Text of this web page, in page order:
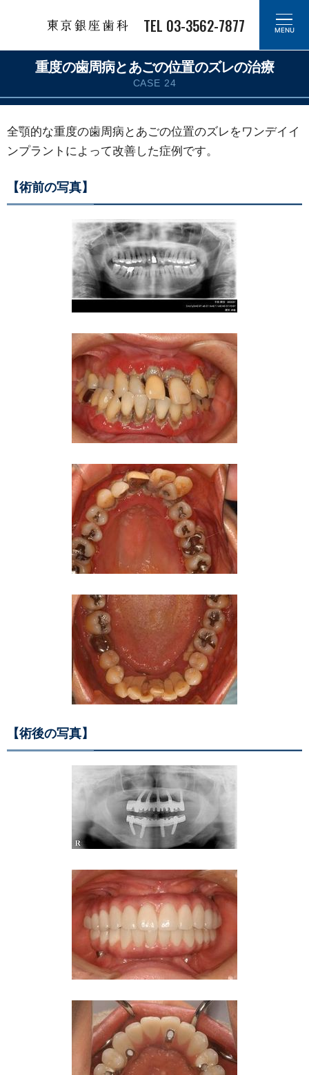
TEL 03-3562-7877 MENU
重度の歯周病とあごの位置のズレの治療
CASE 24
全顎的な重度の歯周病とあごの位置のズレをワンデイイ
ンプラントによって改善した症例です。
【術前の写真】
【術後の写真】